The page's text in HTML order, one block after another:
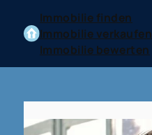
Immobilie finden
Immobilie verkaufen
Immobilie bewerten